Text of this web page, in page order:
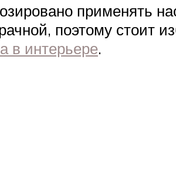
применять
поэтому стоит
в интерьере.